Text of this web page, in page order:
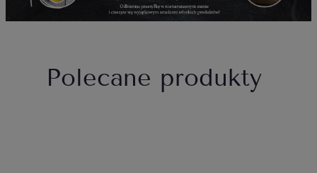
Polecane produkty